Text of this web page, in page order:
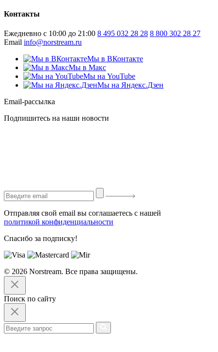
Контакты
Ежедневно с 10:00 до 21:00 8 495 032 28 28 8 800 302 28 27
Email info@norstream.ru
Мы в ВКонтакте
Мы в Макс
Мы на YouTube
Мы на Яндекс.Дзен
Email-рассылка
Подпишитесь на наши новости
Отправляя свой email вы соглашаетесь с нашей
политикой конфиденциальности
Спасибо за подписку!
© 2026 Norstream. Все права защищены.
Поиск по сайту